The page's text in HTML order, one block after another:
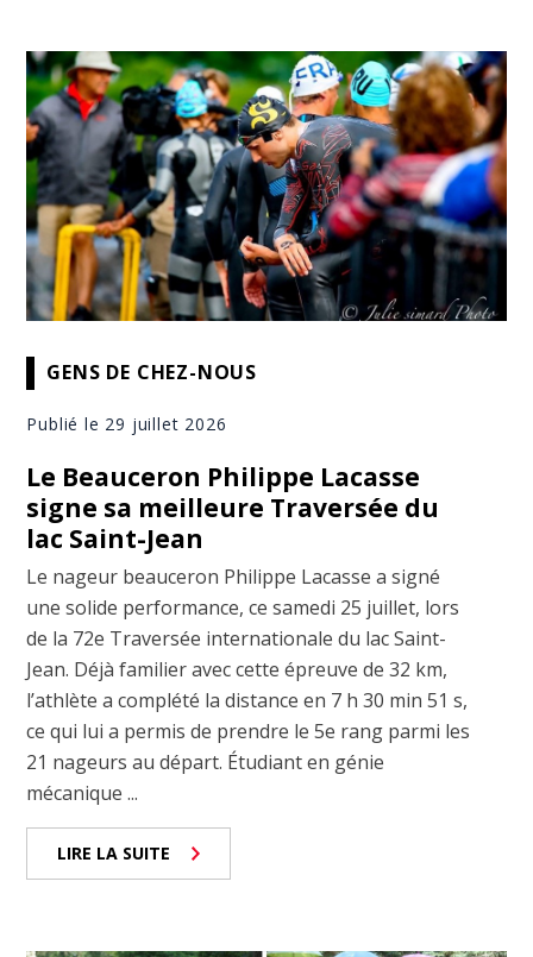
GENS DE CHEZ-NOUS
Publié le 29 juillet 2026
Le Beauceron Philippe Lacasse
signe sa meilleure Traversée du
lac Saint-Jean
Le nageur beauceron Philippe Lacasse a signé
une solide performance, ce samedi 25 juillet, lors
de la 72e Traversée internationale du lac Saint-
Jean. Déjà familier avec cette épreuve de 32 km,
l’athlète a complété la distance en 7 h 30 min 51 s,
ce qui lui a permis de prendre le 5e rang parmi les
21 nageurs au départ. Étudiant en génie
mécanique ...
LIRE LA SUITE